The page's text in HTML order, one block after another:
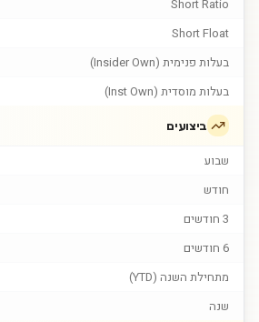
Short Ratio
Short Float
בעלות פנימית (Insider Own)
בעלות מוסדית (Inst Own)
ביצועים
שבוע
חודש
3 חודשים
6 חודשים
מתחילת השנה (YTD)
שנה